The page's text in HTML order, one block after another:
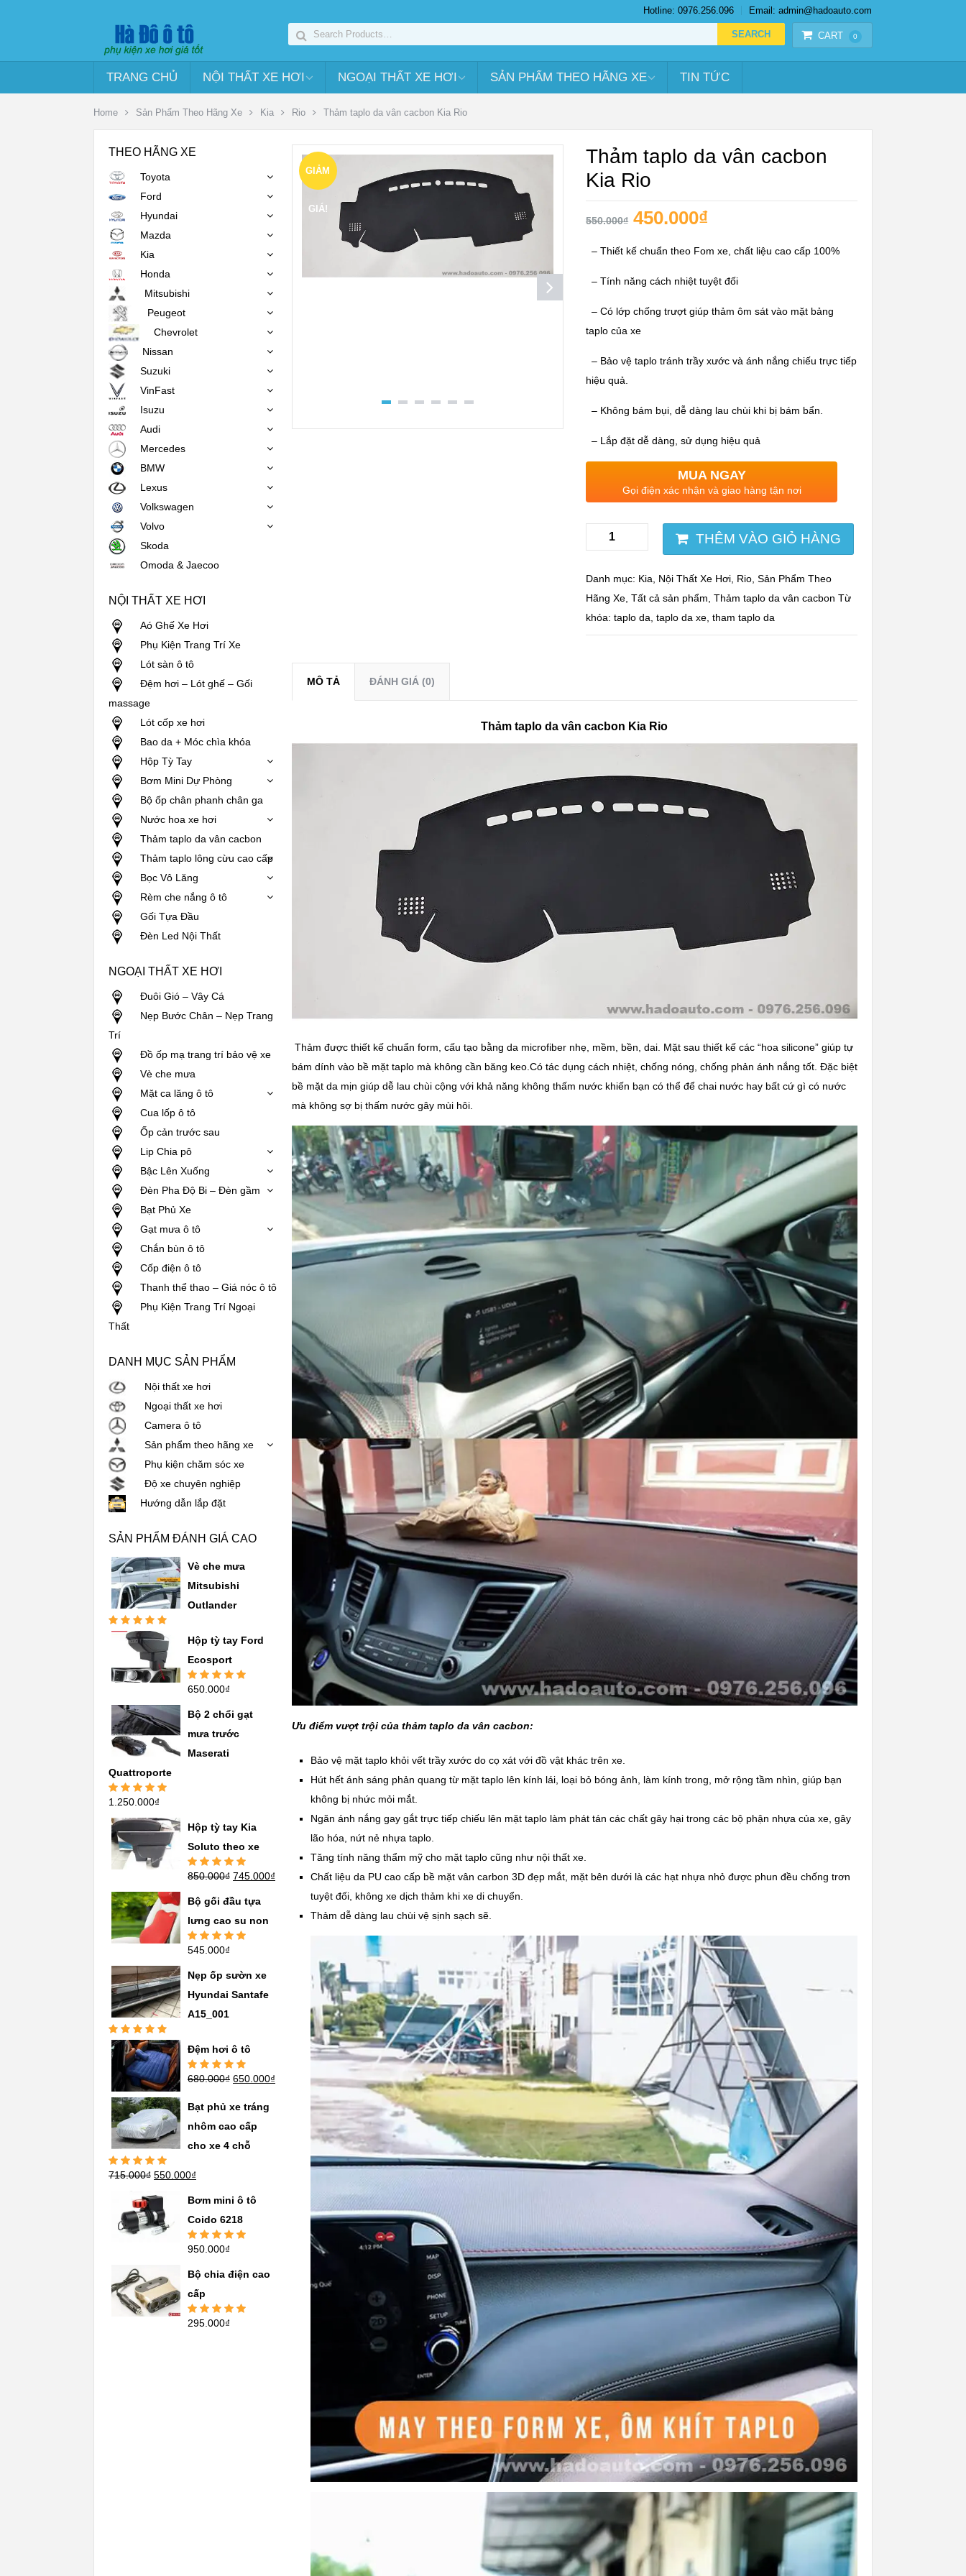
Hotline: 0976.256.096 Email: admin@hadoauto.com
CART 0
TRANG CHỦ NỘI THẤT XE HƠI NGOẠI THẤT XE HƠI SẢN PHẨM THEO HÃNG XE TIN TỨC
Home Sản Phẩm Theo Hãng Xe Kia Rio Thảm taplo da vân cacbon Kia Rio
GIẢM
GIÁ!
Thảm taplo da vân cacbon
Kia Rio
550.000₫ 450.000₫
– Thiết kế chuẩn theo Fom xe, chất liệu cao cấp 100%
– Tính năng cách nhiệt tuyệt đối
– Có lớp chống trượt giúp thảm ôm sát vào mặt bảng
taplo của xe
– Bảo vệ taplo tránh trầy xước và ánh nắng chiếu trực tiếp
hiệu quả.
– Không bám bụi, dễ dàng lau chùi khi bị bám bẩn.
– Lắp đặt dễ dàng, sử dụng hiệu quả
MUA NGAY
Gọi điện xác nhận và giao hàng tận nơi
THÊM VÀO GIỎ HÀNG
Danh mục: Kia Nội Thất Xe Hơi Rio ,Sản Phẩm Theo
Hãng Xe ,Tất cả sản phẩm ,Thảm taplo da vân cacbon Từ
khóa:taplo da ,taplo da xe ,tham taplo da
MÔ TẢ ĐÁNH GIÁ (0)
Thảm taplo da vân cacbon Kia Rio
Thảm được thiết kế chuẩn form, cấu tạo bằng da microfiber nhẹ, mềm, bền, dai. Mặt sau thiết kế các “hoa silicone” giúp tự
bám dính vào bề mặt taplo mà không cần băng keo.Có tác dụng cách nhiệt, chống nóng, chống phản ánh nắng tốt. Đặc biệt
bề mặt da mịn giúp dễ lau chùi cộng với khả năng không thấm nước khiến bạn có thể để chai nước hay bất cứ gì có nước
mà không sợ bị thấm nước gây mùi hôi.
Ưu điểm vượt trội của thảm taplo da vân cacbon:
Bảo vệ mặt taplo khỏi vết trầy xước do cọ xát với đồ vật khác trên xe.
Hút hết ánh sáng phản quang từ mặt taplo lên kính lái, loại bỏ bóng ảnh, làm kính trong, mở rộng tầm nhìn, giúp bạn
không bị nhức mỏi mắt.
Ngăn ánh nắng gay gắt trực tiếp chiếu lên mặt taplo làm phát tán các chất gây hại trong các bộ phận nhựa của xe, gây
lão hóa, nứt nẻ nhựa taplo.
Tăng tính năng thẩm mỹ cho mặt taplo cũng như nội thất xe.
Chất liệu da PU cao cấp bề mặt vân carbon 3D đẹp mắt, mặt bên dưới là các hạt nhựa nhỏ được phun đều chống trơn
tuyệt đối, không xe dịch thảm khi xe di chuyển.
Thảm dễ dàng lau chùi vệ sịnh sạch sẽ.
THEO HÃNG XE
Toyota
Ford
Hyundai
Mazda
Kia
Honda
Mitsubishi
Peugeot
Chevrolet
Nissan
Suzuki
VinFast
Isuzu
Audi
Mercedes
BMW
Lexus
Volkswagen
Volvo
Skoda
Omoda & Jaecoo
NỘI THẤT XE HƠI
Aó Ghế Xe Hơi
Phụ Kiện Trang Trí Xe
Lót sàn ô tô
Đệm hơi – Lót ghế – Gối
massage
Lót cốp xe hơi
Bao da + Móc chìa khóa
Hộp Tỳ Tay
Bơm Mini Dự Phòng
Bộ ốp chân phanh chân ga
Nước hoa xe hơi
Thảm taplo da vân cacbon
Thảm taplo lông cừu cao cấp
Bọc Vô Lăng
Rèm che nắng ô tô
Gối Tựa Đầu
Đèn Led Nội Thất
NGOẠI THẤT XE HƠI
Đuôi Gió – Vây Cá
Nẹp Bước Chân – Nẹp Trang
Trí
Đồ ốp mạ trang trí bảo vệ xe
Vè che mưa
Mặt ca lăng ô tô
Cua lốp ô tô
Ốp cản trước sau
Lip Chia pô
Bậc Lên Xuống
Đèn Pha Độ Bi – Đèn gầm
Bạt Phủ Xe
Gạt mưa ô tô
Chắn bùn ô tô
Cốp điện ô tô
Thanh thể thao – Giá nóc ô tô
Phụ Kiện Trang Trí Ngoại
Thất
DANH MỤC SẢN PHẨM
Nội thất xe hơi
Ngoại thất xe hơi
Camera ô tô
Sản phẩm theo hãng xe
Phụ kiện chăm sóc xe
Độ xe chuyên nghiệp
Hướng dẫn lắp đặt
SẢN PHẨM ĐÁNH GIÁ CAO
Vè che mưa
Mitsubishi
Outlander
Được xếp
hạng5.00
Hộp tỳ tay Ford
Ecosport
Được xếp
sao
650.000₫
Bộ 2 chổi gạt
mưa trước
Maserati
Quattroporte
Được xếp
sao
1.250.000₫
Hộp tỳ tay Kia
Soluto theo xe
Được xếp
sao
850.000₫ 745.000₫
Bộ gối đầu tựa
lưng cao su non
Được xếp
sao
545.000₫
Nẹp ốp sườn xe
Hyundai Santafe
A15_001
Được xếp
hạng5.005
sao
Đệm hơi ô tô
Được xếp
680.000₫ 650.000₫
Bạt phủ xe tráng
nhôm cao cấp
cho xe 4 chỗ
Được xếp
715.000₫ 550.000₫
Bơm mini ô tô
Coido 6218
Được xếp
sao
950.000₫
Bộ chia điện cao
cấp
Được xếp
295.000₫